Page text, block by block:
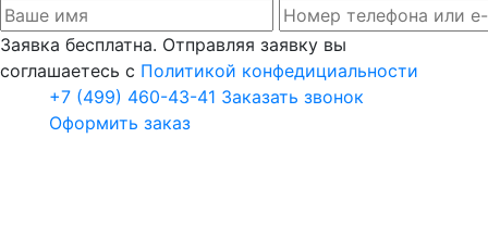
Заявка бесплатна. Отправляя заявку вы
соглашаетесь с Политикой конфедициальности
+7 (499) 460-43-41 Заказать звонок
Оформить заказ